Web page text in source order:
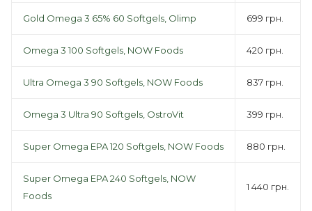
Gold Omega 3 65% 60 Softgels, Olimp 699 грн.
Omega 3 100 Softgels, NOW Foods 420 грн.
Ultra Omega 3 90 Softgels, NOW Foods 837 грн.
Omega 3 Ultra 90 Softgels, OstroVit 399 грн.
Super Omega EPA 120 Softgels, NOW Foods 880 грн.
Super Omega EPA 240 Softgels, NOW
Foods
1 440 грн.